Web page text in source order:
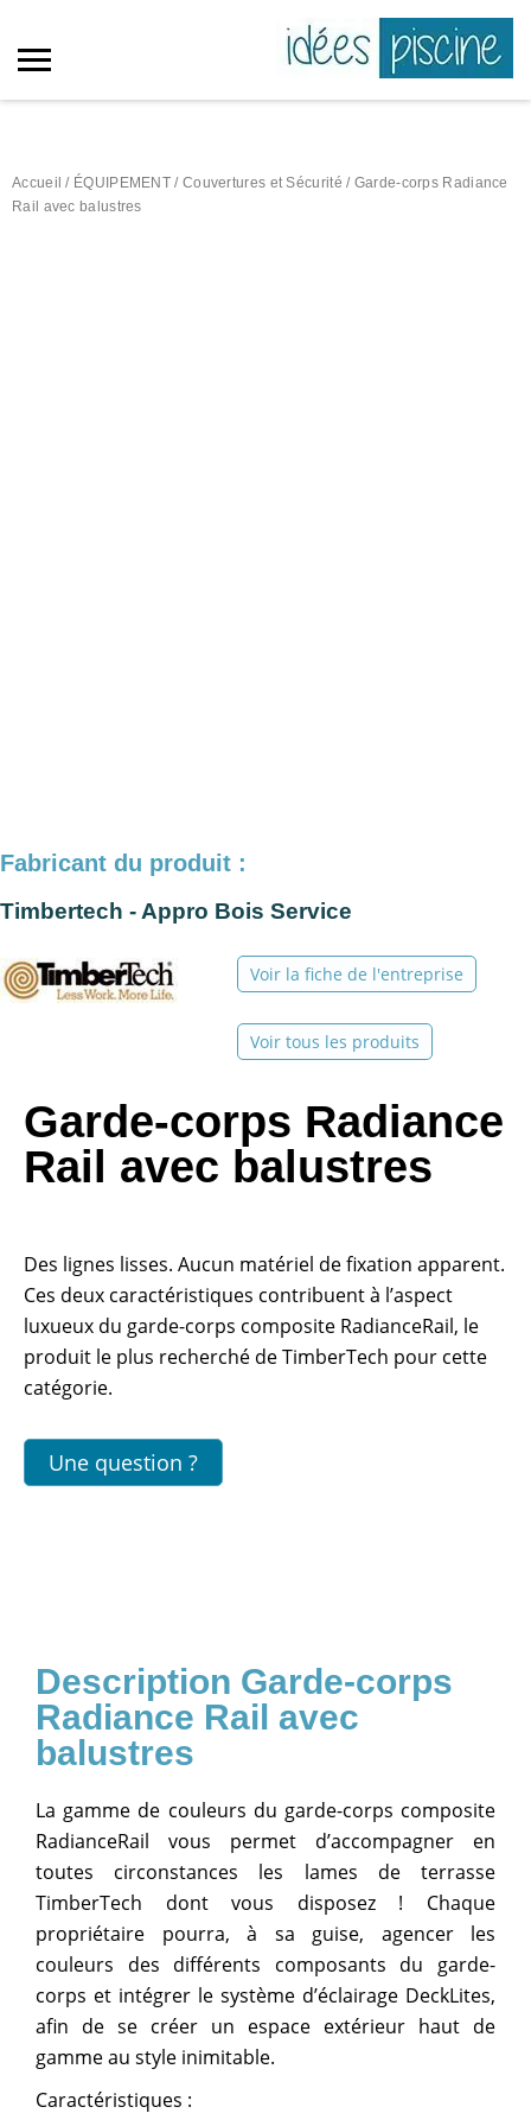
Accueil / ÉQUIPEMENT / Couvertures et Sécurité / Garde-corps Radiance
Rail avec balustres
Fabricant du produit :
Timbertech - Appro Bois Service
Voir la fiche de l'entreprise
Voir tous les produits
Garde-corps Radiance
Rail avec balustres
Des lignes lisses. Aucun matériel de fixation apparent.
Ces deux caractéristiques contribuent à l’aspect
luxueux du garde-corps composite RadianceRail, le
produit le plus recherché de TimberTech pour cette
catégorie.
Une question ?
Garde-corps
Radiance Rail avec
balustres
La gamme de couleurs du garde-corps composite
RadianceRail vous permet d’accompagner en
toutes circonstances les lames de terrasse
TimberTech dont vous disposez ! Chaque
propriétaire pourra, à sa guise, agencer les
couleurs des différents composants du garde-
corps et intégrer le système d’éclairage DeckLites,
afin de se créer un espace extérieur haut de
gamme au style inimitable.
Caractéristiques :